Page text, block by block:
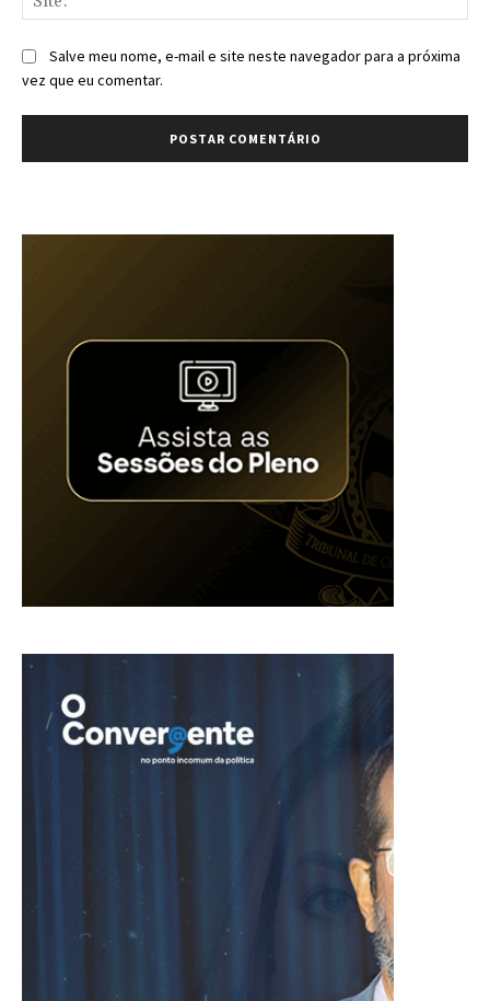
Salve meu nome, e-mail e site neste navegador para a próxima
vez que eu comentar.